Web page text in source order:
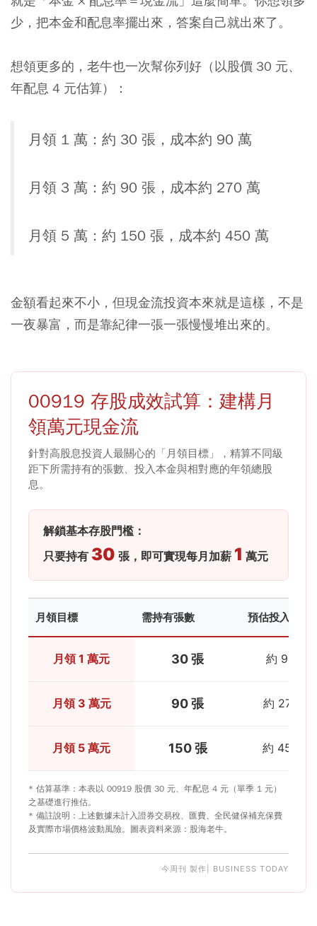
少，把本金和配息率擺出來，答案自己就出來了。
想領更多的，老牛也一次幫你列好（以股價 30 元、
年配息 4 元估算）：
月領 1 萬：約 30 張，成本約 90 萬
月領 3 萬：約 90 張，成本約 270 萬
月領 5 萬：約 150 張，成本約 450 萬
金額看起來不小，但現金流投資本來就是這樣，不是
一夜暴富，而是靠紀律一張一張慢慢堆出來的。
00919 存股成效試算：建構月
領萬元現金流
針對高股息投資人最關心的「月領目標」，精算不同級
距下所需持有的張數、投入本金與相對應的年領總股
息。
解鎖基本存股門檻：
只要持有 30 張，即可實現每月加薪 1 萬元
月領目標 需持有張數 預估投入成本
月領 1 萬元 30 張 約 90 萬
月領 3 萬元 90 張 約 270 萬
月領 5 萬元 150 張 約 450 萬
* 估算基準：本表以 00919 股價 30 元、年配息 4 元（單季 1 元）
之基礎進行推估。
* 備註說明：上述數據未計入證券交易稅、匯費、全民健保補充保費
及實際市場價格波動風險。圖表資料來源：股海老牛。
今周刊 製作| BUSINESS TODAY